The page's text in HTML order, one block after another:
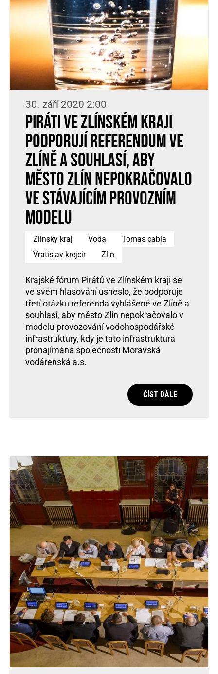
30. září 2020 2:00
Piráti ve Zlínském kraji
podporují referendum ve
Zlíně a souhlasí, aby
město Zlín nepokračovalo
ve stávajícím provozním
modelu
Zlinsky kraj Voda
Tomas cabla
Vratislav krejcir
Zlin
Krajské fórum Pirátů ve Zlínském kraji se
ve svém hlasování usneslo, že podporuje
třetí otázku referenda vyhlášené ve Zlíně a
souhlasí, aby město Zlín nepokračovalo v
modelu provozování vodohospodářské
infrastruktury, kdy je tato infrastruktura
pronajímána společnosti Moravská
vodárenská a.s.
ČÍST DÁLE